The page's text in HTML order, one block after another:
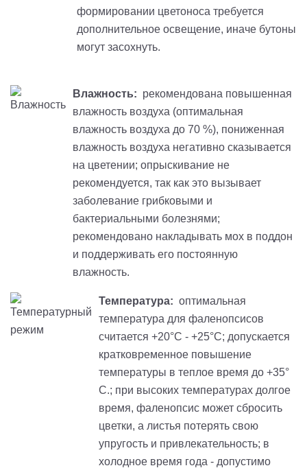
формировании цветоноса требуется
дополнительное освещение, иначе бутоны
могут засохнуть.
Влажность: рекомендована повышенная
влажность воздуха (оптимальная
влажность воздуха до 70 %), пониженная
влажность воздуха негативно сказывается
на цветении; опрыскивание не
рекомендуется, так как это вызывает
заболевание грибковыми и
бактериальными болезнями;
рекомендовано накладывать мох в поддон
и поддерживать его постоянную
влажность.
Температура: оптимальная
температура для фаленопсисов
считается +20°С - +25°С; допускается
кратковременное повышение
температуры в теплое время до +35°
С.; при высоких температурах долгое
время, фаленопсис может сбросить
цветки, а листья потерять свою
упругость и привлекательность; в
холодное время года - допустимо